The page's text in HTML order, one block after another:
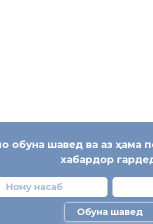
обуна шавед ва аз ҳама
хабардор
Обуна шавед